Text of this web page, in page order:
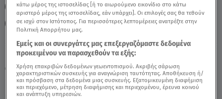
Πέμπτη 6 Αυγούστου 2026
19.07.21, 09:59 ΖΩΔΙΑ
ΑΣΤΡΟΛΟΓΙΚΕΣ ΠΡΟΒΛΕΨΕΙΣ ΔΙΔΥΜΟΙ
ΔΙΔΥΜΟΙ
ΔΙΔΥΜΟΙ
κάτω μέρος της ιστοσελίδας [ή το αιωρούμενο εικονίδιο στο κάτω
αριστερό μέρος της ιστοσελίδας, εάν υπάρχει]. Οι επιλογές σας θα τεθούν
σε ισχύ στον Ιστότοπος. Για περισσότερες λεπτομέρειες ανατρέξτε στην
Πολιτική Απορρήτου μας.
Εμείς και οι συνεργάτες μας επεξεργαζόμαστε δεδομένα
προκειμένου να παρασχεθούν τα εξής:
Χρήση επακριβών δεδομένων γεωεντοπισμού. Ακριβής σάρωση
χαρακτηριστικών συσκευής για αναγνώριση ταυτότητας. Αποθήκευση ή/
και πρόσβαση στα δεδομένα μιας συσκευής. Εξατομικευμένη διαφήμιση
και περιεχόμενο, μέτρηση διαφήμισης και περιεχομένου, έρευνα κοινού
και ανάπτυξη υπηρεσιών.